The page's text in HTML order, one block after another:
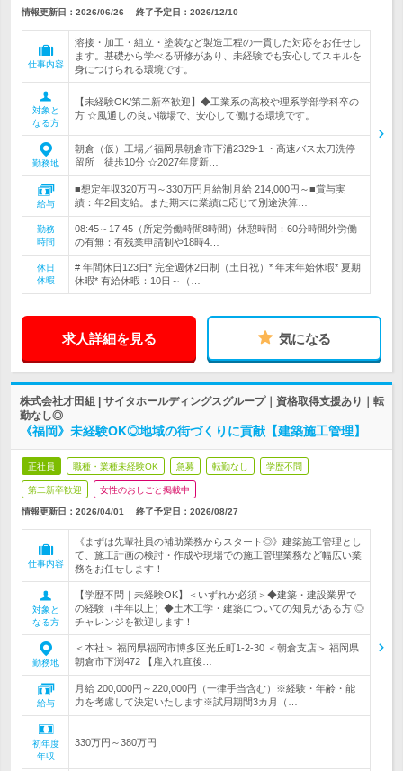
情報更新日：2026/06/26 終了予定日： 2026/12/10
仕事内容
溶接・加工・組立・塗装など製造工程の一貫した対応をお任せし
ます。基礎から学べる研修があり、未経験でも安心してスキルを
身につけられる環境です。
対象と
なる方
【未経験OK/第二新卒歓迎】◆工業系の高校や理系学部学科卒の
方 ☆風通しの良い職場で、安心して働ける環境です。
勤務地
朝倉（仮）工場／福岡県朝倉市下浦2329-1 ・高速バス太刀洗停
留所 徒歩10分 ☆2027年度新…
給与
■想定年収320万円～330万円月給制月給 214,000円～■賞与実
績：年2回支給。また期末に業績に応じて別途決算…
勤務
時間
08:45～17:45（所定労働時間8時間）休憩時間：60分時間外労働
の有無：有残業申請制や18時4…
休日
休暇
# 年間休日123日* 完全週休2日制（土日祝）* 年末年始休暇* 夏期
休暇* 有給休暇：10日～（…
求人詳細を見る 気になる
株式会社才田組 | サイタホールディングスグループ｜資格取得支援あり｜転
勤なし◎
《福岡》未経験OK◎地域の街づくりに貢献【建築施工管理】
正社員 職種・業種未経験OK 急募 転勤なし 学歴不問
第二新卒歓迎 女性のおしごと掲載中
情報更新日：2026/04/01 終了予定日： 2026/08/27
仕事内容
《まずは先輩社員の補助業務からスタート◎》建築施工管理とし
て、施工計画の検討・作成や現場での施工管理業務など幅広い業
務をお任せします！
対象と
なる方
【学歴不問｜未経験OK】＜いずれか必須＞◆建築・建設業界で
の経験（半年以上）◆土木工学・建築についての知見がある方 ◎
チャレンジを歓迎します！
勤務地
＜本社＞ 福岡県福岡市博多区光丘町1-2-30 ＜朝倉支店＞ 福岡県
朝倉市下渕472 【雇入れ直後…
給与
月給 200,000円～220,000円（一律手当含む）※経験・年齢・能
力を考慮して決定いたします※試用期間3カ月（…
初年度
年収
330万円～380万円